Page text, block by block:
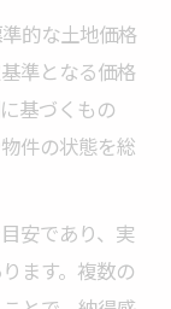
的な土地価格
準となる価格
基づくもの
件の状態を総
安であり、実
ます。複数の